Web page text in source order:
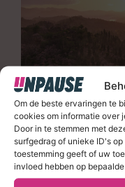
Om de beste ervaringen te
cookies om informatie over
Door in te stemmen met
surfgedrag of unieke ID's
toestemming geeft of uw
invloed hebben op
Waarom willen
DoorSander Hölsgens 2 juli